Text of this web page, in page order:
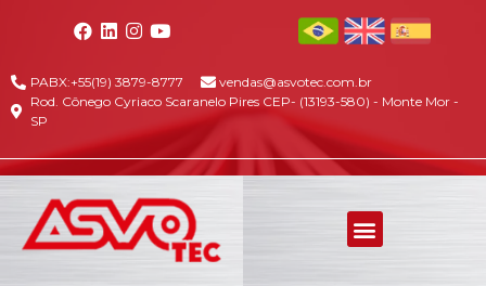
PABX:+55(19) 3879-8777
vendas@asvotec.com.br
Rod. Cônego Cyriaco Scaranelo Pires CEP- (13193-580) - Monte Mor -
SP